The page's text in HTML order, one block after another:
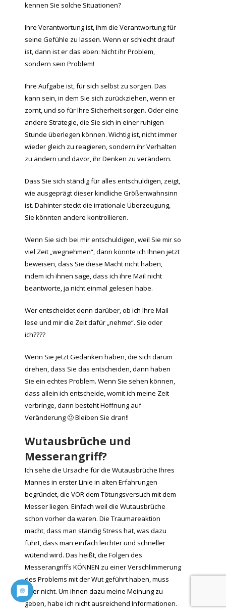
kennen Sie solche Situationen?
Ihre Verantwortung ist, ihm die Verantwortung für
seine Gefühle zu lassen. Wenn er schlecht drauf
ist, dann ist er das eben: Nicht ihr Problem,
sondern sein Problem!
Ihre Aufgabe ist, für sich selbst zu sorgen. Das
kann sein, in dem Sie sich zurückziehen, wenn er
zornt, und so für Ihre Sicherheit sorgen. Oder eine
andere Strategie, die Sie sich in einer ruhigen
Stunde überlegen können. Wichtig ist, nicht immer
wieder gleich zu reagieren, sondern ihr Verhalten
zu ändern und davor, ihr Denken zu verändern.
Dass Sie sich ständig für alles entschuldigen, zeigt,
wie ausgeprägt dieser kindliche Größenwahnsinn
ist. Dahinter steckt die irrationale Überzeugung,
Sie könnten andere kontrollieren.
Wenn Sie sich bei mir entschuldigen, weil Sie mir so
viel Zeit „wegnehmen“, dann könnte ich Ihnen jetzt
beweisen, dass Sie diese Macht nicht haben,
indem ich ihnen sage, dass ich ihre Mail nicht
beantworte, ja nicht einmal gelesen habe.
Wer entscheidet denn darüber, ob ich Ihre Mail
lese und mir die Zeit dafür „nehme“. Sie oder
ich????
Wenn Sie jetzt Gedanken haben, die sich darum
drehen, dass Sie das entscheiden, dann haben
Sie ein echtes Problem. Wenn Sie sehen können,
dass allein ich entscheide, womit ich meine Zeit
verbringe, dann besteht Hoffnung auf
Veränderung 🙂 Bleiben Sie dran!!
Wutausbrüche und
Messerangriff?
Ich sehe die Ursache für die Wutausbrüche Ihres
Mannes in erster Linie in alten Erfahrungen
begründet, die VOR dem Tötungsversuch mit dem
Messer liegen. Einfach weil die Wutausbrüche
schon vorher da waren. Die Traumareaktion
macht, dass man ständig Stress hat, was dazu
führt, dass man einfach leichter und schneller
wütend wird. Das heißt, die Folgen des
Messerangriffs KÖNNEN zu einer Verschlimmerung
des Problems mit der Wut geführt haben, muss
aber nicht. Um ihnen dazu meine Meinung zu
geben, habe ich nicht ausreichend Informationen.